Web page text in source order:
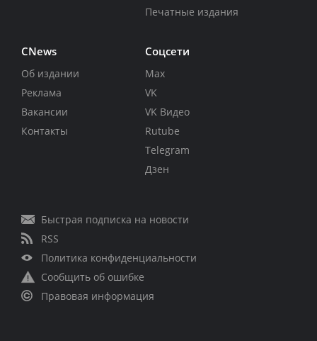
Печатные издания
CNews
Об издании
Реклама
Вакансии
Контакты
Соцсети
Max
VK
VK Видео
Rutube
Telegram
Дзен
Быстрая подписка на новости
RSS
Политика конфиденциальности
Сообщить об ошибке
Правовая информация